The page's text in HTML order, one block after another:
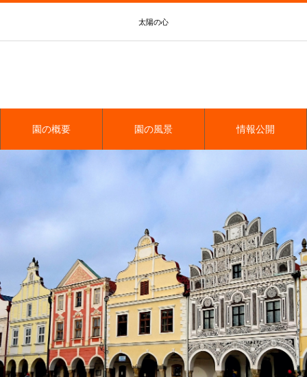
太陽の心
園の概要 園の風景 情報公開